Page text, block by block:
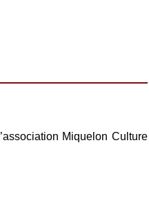
Miquelon Culture